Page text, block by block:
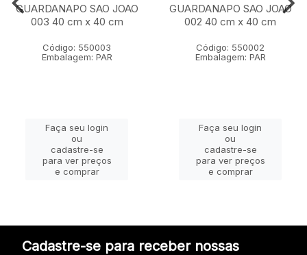
GUARDANAPO SAO JOAO
003 40 cm x 40 cm
Código: 550003
Embalagem: PAR
Faça seu login
ou
cadastre-se
para ver preços
e comprar
GUARDANAPO SAO JOAO
002 40 cm x 40 cm
Código: 550002
Embalagem: PAR
Faça seu login
ou
cadastre-se
para ver preços
e comprar
Cadastre-se para receber nossas